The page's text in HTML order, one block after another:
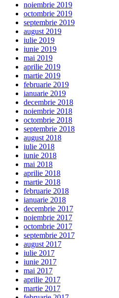
noiembrie 2019
octombrie 2019
septembrie 2019
august 2019
iulie 2019
iunie 2019
mai 2019
aprilie 2019
martie 2019
februarie 2019
ianuarie 2019
decembrie 2018
noiembrie 2018
octombrie 2018
septembrie 2018
august 2018
iulie 2018
iunie 2018
mai 2018
aprilie 2018
martie 2018
februarie 2018
ianuarie 2018
decembrie 2017
noiembrie 2017
octombrie 2017
septembrie 2017
august 2017
iulie 2017
iunie 2017
mai 2017
aprilie 2017
martie 2017